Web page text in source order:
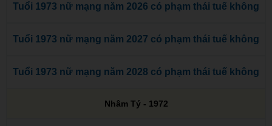
Tuổi 1973 nữ mạng năm 2026 có phạm thái tuế không
Tuổi 1973 nữ mạng năm 2027 có phạm thái tuế không
Tuổi 1973 nữ mạng năm 2028 có phạm thái tuế không
Nhâm Tý - 1972